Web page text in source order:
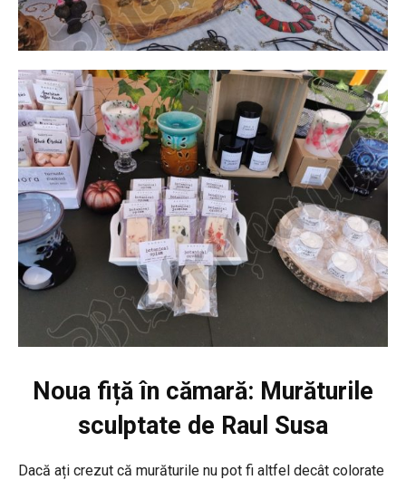
Noua fiță în cămară: Murăturile
sculptate de Raul Susa
Dacă ați crezut că murăturile nu pot fi altfel decât colorate